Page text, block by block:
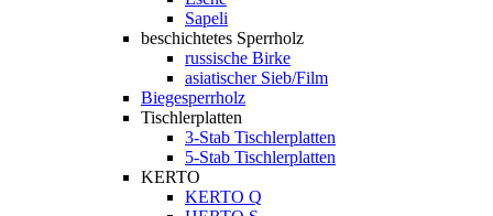
Sapeli
beschichtetes Sperrholz
russische Birke
asiatischer Sieb/Film
Biegesperrholz
Tischlerplatten
3-Stab Tischlerplatten
5-Stab Tischlerplatten
KERTO
KERTO Q